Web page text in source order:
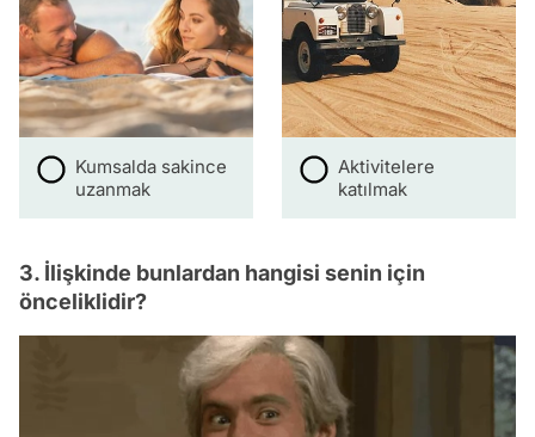
Kumsalda sakince
uzanmak
Aktivitelere
katılmak
3. İlişkinde bunlardan hangisi senin için
önceliklidir?